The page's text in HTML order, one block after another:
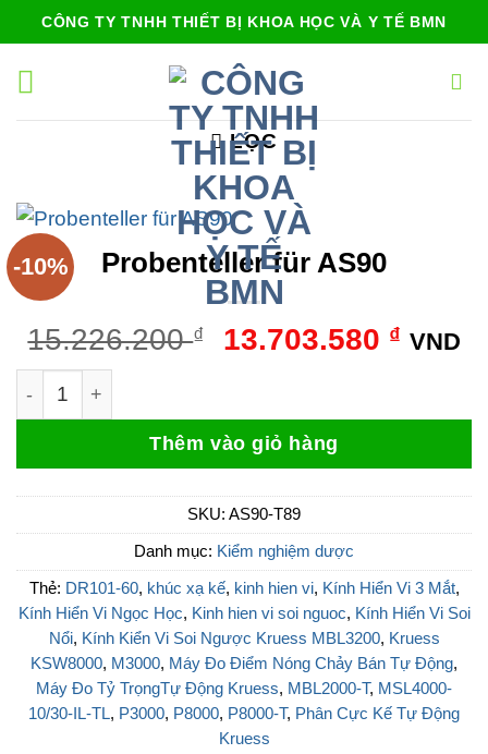
qua
nội
CÔNG TY TNHH THIẾT BỊ KHOA HỌC VÀ Y TẾ BMN
LỌC
-10% Probenteller für AS90
15.226.200₫
Giá
15.226.200 ₫.
13.703.580 ₫Giá
là:
VND
Probenteller für AS90 số lượng
Thêm vào giỏ hàng
SKU: AS90-T89
Danh mục: Kiểm nghiệm dược
Thẻ: DR101-60, khúc xạ kế, kinh hien vi, Kính Hiển Vi 3 Mắt,
Kính Hiển Vi Ngọc Học, Kinh hien vi soi nguoc, Kính Hiển Vi Soi
Nổi, Kính Kiển Vi Soi Ngược Kruess MBL3200, Kruess
KSW8000, M3000, Máy Đo Điểm Nóng Chảy Bán Tự Động,
Máy Đo Tỷ TrọngTự Động Kruess, MBL2000-T, MSL4000-
10/30-IL-TL, P3000, P8000, P8000-T, Phân Cực Kế Tự Động
Kruess